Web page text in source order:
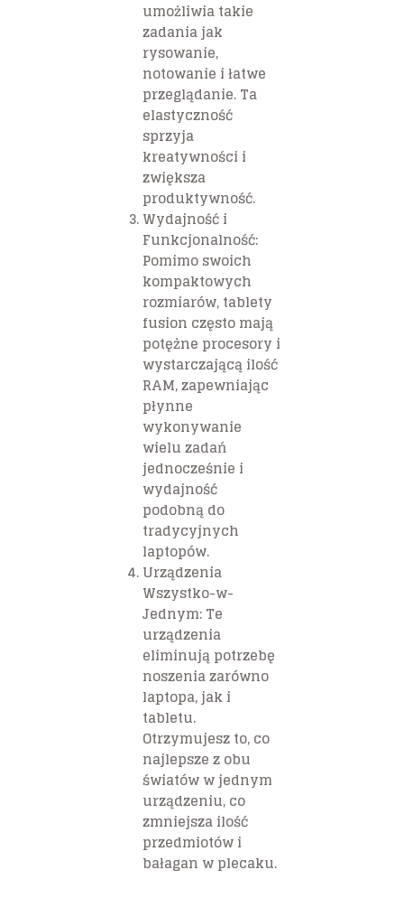
umożliwia takie
zadania jak
rysowanie,
notowanie i łatwe
przeglądanie. Ta
elastyczność
sprzyja
kreatywności i
zwiększa
produktywność.
Wydajność i
Funkcjonalność:
Pomimo swoich
kompaktowych
rozmiarów, tablety
fusion często mają
potężne procesory i
wystarczającą ilość
RAM, zapewniając
płynne
wykonywanie
wielu zadań
jednocześnie i
wydajność
podobną do
tradycyjnych
laptopów.
Urządzenia
Wszystko-w-
Jednym: Te
urządzenia
eliminują potrzebę
noszenia zarówno
laptopa, jak i
tabletu.
Otrzymujesz to, co
najlepsze z obu
światów w jednym
urządzeniu, co
zmniejsza ilość
przedmiotów i
bałagan w plecaku.